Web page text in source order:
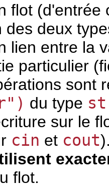
flot
des deux
lien entre la
particulier
sont
du type
sur le
cin et cout
flot.